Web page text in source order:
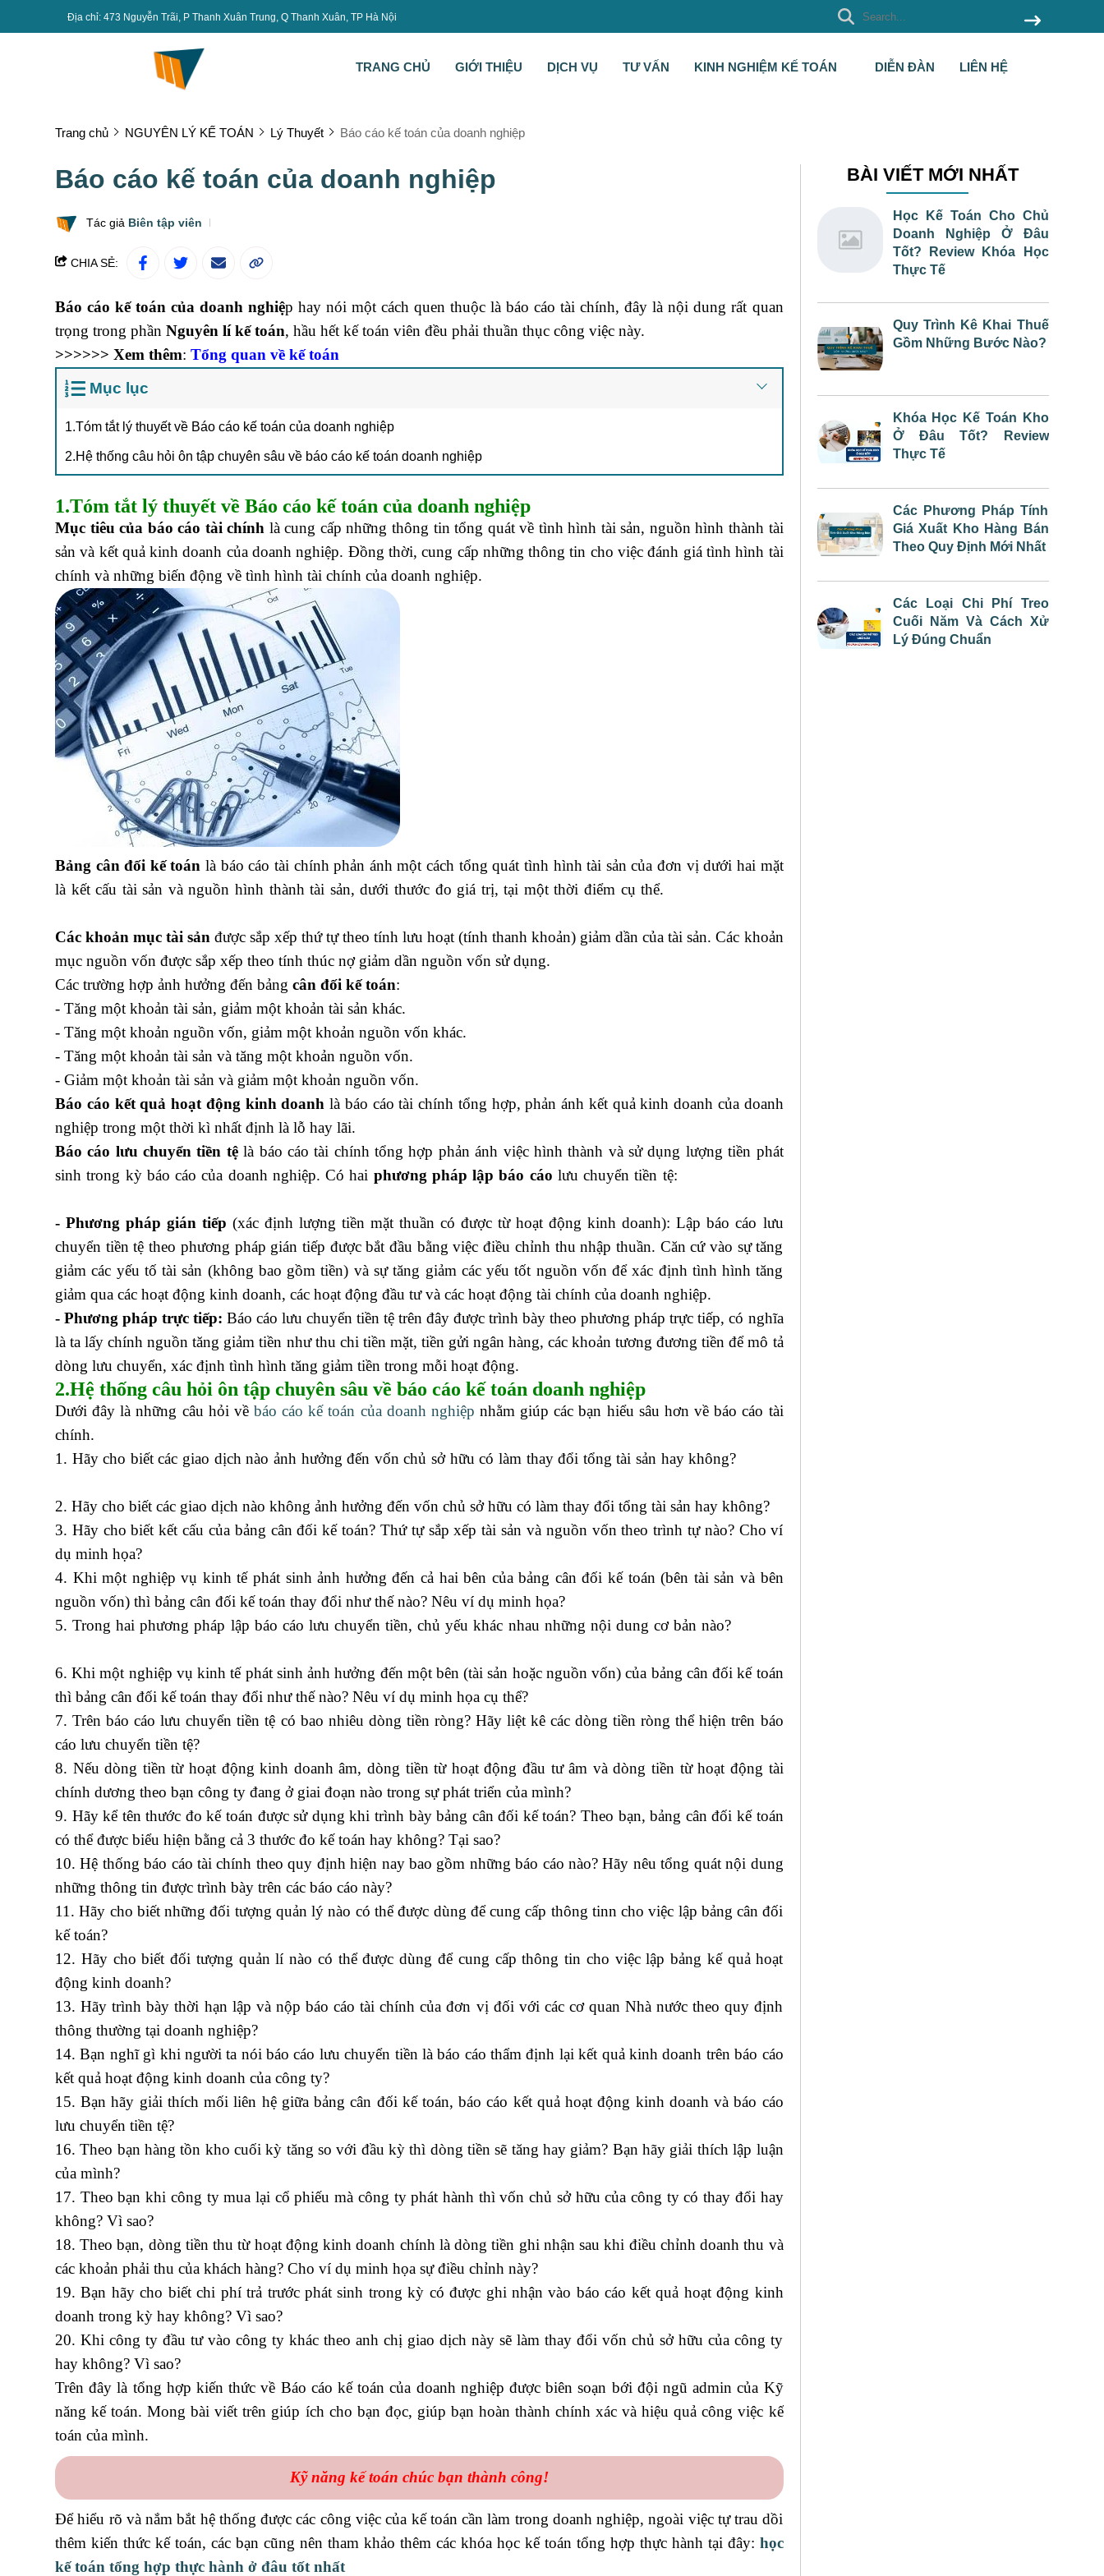
Địa chỉ: 473 Nguyễn Trãi, P Thanh Xuân Trung, Q Thanh Xuân, TP Hà Nội
TRANG CHỦ GIỚI THIỆU DỊCH VỤ TƯ VẤN KINH NGHIỆM KẾ TOÁN DIỄN ĐÀN LIÊN HỆ
Trang chủ NGUYÊN LÝ KẾ TOÁN Lý Thuyết Báo cáo kế toán của doanh nghiệp
Báo cáo kế toán của doanh nghiệp
Tác giả Biên tập viên
CHIA SẺ:
Báo cáo kế toán của doanh nghiệp hay nói một cách quen thuộc là báo cáo tài chính, đây là nội dung rất quan
trọng trong phần Nguyên lí kế toán, hầu hết kế toán viên đều phải thuần thục công việc này.
>>>>>> Xem thêm: Tổng quan về kế toán
Mục lục
1.Tóm tắt lý thuyết về Báo cáo kế toán của doanh nghiệp
2.Hệ thống câu hỏi ôn tập chuyên sâu về báo cáo kế toán doanh nghiệp
1.Tóm tắt lý thuyết về Báo cáo kế toán của doanh nghiệp
Mục tiêu của báo cáo tài chính là cung cấp những thông tin tổng quát về tình hình tài sản, nguồn hình thành tài
sản và kết quả kinh doanh của doanh nghiệp. Đồng thời, cung cấp những thông tin cho việc đánh giá tình hình tài
chính và những biến động về tình hình tài chính của doanh nghiệp.
Bảng cân đối kế toán là báo cáo tài chính phản ánh một cách tổng quát tình hình tài sản của đơn vị dưới hai mặt
là kết cấu tài sản và nguồn hình thành tài sản, dưới thước đo giá trị, tại một thời điểm cụ thể.
Các khoản mục tài sản được sắp xếp thứ tự theo tính lưu hoạt (tính thanh khoản) giảm dần của tài sản. Các khoản
mục nguồn vốn được sắp xếp theo tính thúc nợ giảm dần nguồn vốn sử dụng.
Các trường hợp ảnh hưởng đến bảng cân đối kế toán:
- Tăng một khoản tài sản, giảm một khoản tài sản khác.
- Tăng một khoản nguồn vốn, giảm một khoản nguồn vốn khác.
- Tăng một khoản tài sản và tăng một khoản nguồn vốn.
- Giảm một khoản tài sản và giảm một khoản nguồn vốn.
Báo cáo kết quả hoạt động kinh doanh là báo cáo tài chính tổng hợp, phản ánh kết quả kinh doanh của doanh
nghiệp trong một thời kì nhất định là lỗ hay lãi.
Báo cáo lưu chuyển tiền tệlà báo cáo tài chính tổng hợp phản ánh việc hình thành và sử dụng lượng tiền phát
sinh trong kỳ báo cáo của doanh nghiệp. Có hai phương pháp lập báo cáo lưu chuyển tiền tệ:
- Phương pháp gián tiếp (xác định lượng tiền mặt thuần có được từ hoạt động kinh doanh): Lập báo cáo lưu
chuyển tiền tệ theo phương pháp gián tiếp được bắt đầu bằng việc điều chỉnh thu nhập thuần. Căn cứ vào sự tăng
giảm các yếu tố tài sản (không bao gồm tiền) và sự tăng giảm các yếu tốt nguồn vốn để xác định tình hình tăng
giảm qua các hoạt động kinh doanh, các hoạt động đầu tư và các hoạt động tài chính của doanh nghiệp.
- Phương pháp trực tiếp: Báo cáo lưu chuyển tiền tệ trên đây được trình bày theo phương pháp trực tiếp, có nghĩa
là ta lấy chính nguồn tăng giảm tiền như thu chi tiền mặt, tiền gửi ngân hàng, các khoản tương đương tiền để mô tả
dòng lưu chuyển, xác định tình hình tăng giảm tiền trong mỗi hoạt động.
2.Hệ thống câu hỏi ôn tập chuyên sâu về báo cáo kế toán doanh nghiệp
Dưới đây là những câu hỏi vềbáo cáo kế toán của doanh nghiệp nhằm giúp các bạn hiểu sâu hơn về báo cáo tài
chính.
1. Hãy cho biết các giao dịch nào ảnh hưởng đến vốn chủ sở hữu có làm thay đổi tổng tài sản hay không?
2. Hãy cho biết các giao dịch nào không ảnh hưởng đến vốn chủ sở hữu có làm thay đổi tổng tài sản hay không?
3. Hãy cho biết kết cấu của bảng cân đối kế toán? Thứ tự sắp xếp tài sản và nguồn vốn theo trình tự nào? Cho ví
dụ minh họa?
4. Khi một nghiệp vụ kinh tế phát sinh ảnh hưởng đến cả hai bên của bảng cân đối kế toán (bên tài sản và bên
nguồn vốn) thì bảng cân đối kế toán thay đổi như thế nào? Nêu ví dụ minh họa?
5. Trong hai phương pháp lập báo cáo lưu chuyển tiền, chủ yếu khác nhau những nội dung cơ bản nào?
6. Khi một nghiệp vụ kinh tế phát sinh ảnh hưởng đến một bên (tài sản hoặc nguồn vốn) của bảng cân đối kế toán
thì bảng cân đối kế toán thay đổi như thế nào? Nêu ví dụ minh họa cụ thể?
7. Trên báo cáo lưu chuyển tiền tệ có bao nhiêu dòng tiền ròng? Hãy liệt kê các dòng tiền ròng thể hiện trên báo
cáo lưu chuyển tiền tệ?
8. Nếu dòng tiền từ hoạt động kinh doanh âm, dòng tiền từ hoạt động đầu tư âm và dòng tiền từ hoạt động tài
chính dương theo bạn công ty đang ở giai đoạn nào trong sự phát triển của mình?
9. Hãy kể tên thước đo kế toán được sử dụng khi trình bày bảng cân đối kế toán? Theo bạn, bảng cân đối kế toán
có thể được biểu hiện bằng cả 3 thước đo kế toán hay không? Tại sao?
10.Hệ thống báo cáo tài chính theo quy định hiện nay bao gồm những báo cáo nào? Hãy nêu tổng quát nội dung
những thông tin được trình bày trên các báo cáo này?
11. Hãy cho biết những đối tượng quản lý nào có thể được dùng để cung cấp thông tinn cho việc lập bảng cân đối
kế toán?
12. Hãy cho biết đối tượng quản lí nào có thể được dùng để cung cấp thông tin cho việc lập bảng kế quả hoạt
động kinh doanh?
13. Hãy trình bày thời hạn lập và nộp báo cáo tài chính của đơn vị đối với các cơ quan Nhà nước theo quy định
thông thường tại doanh nghiệp?
14. Bạn nghĩ gì khi người ta nói báo cáo lưu chuyển tiền là báo cáo thẩm định lại kết quả kinh doanh trên báo cáo
kết quả hoạt động kinh doanh của công ty?
15. Bạn hãy giải thích mối liên hệ giữa bảng cân đối kế toán, báo cáo kết quả hoạt động kinh doanh và báo cáo
lưu chuyển tiền tệ?
16. Theo bạn hàng tồn kho cuối kỳ tăng so với đầu kỳ thì dòng tiền sẽ tăng hay giảm? Bạn hãy giải thích lập luận
của mình?
17. Theo bạn khi công ty mua lại cổ phiếu mà công ty phát hành thì vốn chủ sở hữu của công ty có thay đổi hay
không? Vì sao?
18. Theo bạn, dòng tiền thu từ hoạt động kinh doanh chính là dòng tiền ghi nhận sau khi điều chỉnh doanh thu và
các khoản phải thu của khách hàng? Cho ví dụ minh họa sự điều chỉnh này?
19. Bạn hãy cho biết chi phí trả trước phát sinh trong kỳ có được ghi nhận vào báo cáo kết quả hoạt động kinh
doanh trong kỳ hay không? Vì sao?
20. Khi công ty đầu tư vào công ty khác theo anh chị giao dịch này sẽ làm thay đổi vốn chủ sở hữu của công ty
hay không? Vì sao?
Trên đây là tổng hợp kiến thức về Báo cáo kế toán của doanh nghiệp được biên soạn bới đội ngũ admin của Kỹ
năng kế toán. Mong bài viết trên giúp ích cho bạn đọc, giúp bạn hoàn thành chính xác và hiệu quả công việc kế
toán của mình.
Kỹ năng kế toán chúc bạn thành công!
Để hiểu rõ và nắm bắt hệ thống được các công việc của kế toán cần làm trong doanh nghiệp, ngoài việc tự trau dồi
thêm kiến thức kế toán, các bạn cũng nên tham khảo thêm các khóa học kế toán tổng hợp thực hành tại đây: học
kế toán tổng hợp thực hành ở đâu tốt nhất
BÀI VIẾT MỚI NHẤT
Học Kế Toán Cho Chủ
Doanh Nghiệp Ở Đâu
Tốt? Review Khóa Học
Thực Tế
Quy Trình Kê Khai Thuế
Gồm Những Bước Nào?
Khóa Học Kế Toán Kho
Ở Đâu Tốt? Review
Thực Tế
Các Phương Pháp Tính
Giá Xuất Kho Hàng Bán
Theo Quy Định Mới Nhất
Các Loại Chi Phí Treo
Cuối Năm Và Cách Xử
Lý Đúng Chuẩn